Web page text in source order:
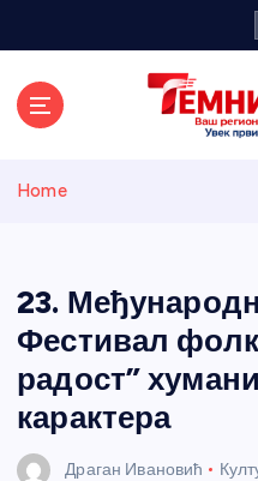
Home
23.
Фестивал
радост”
карактера
Драган Ивановић